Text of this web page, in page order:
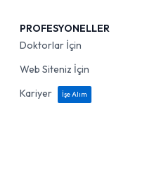
PROFESYONELLER
Doktorlar İçin
Web Siteniz İçin
Kariyer
İşe Alım